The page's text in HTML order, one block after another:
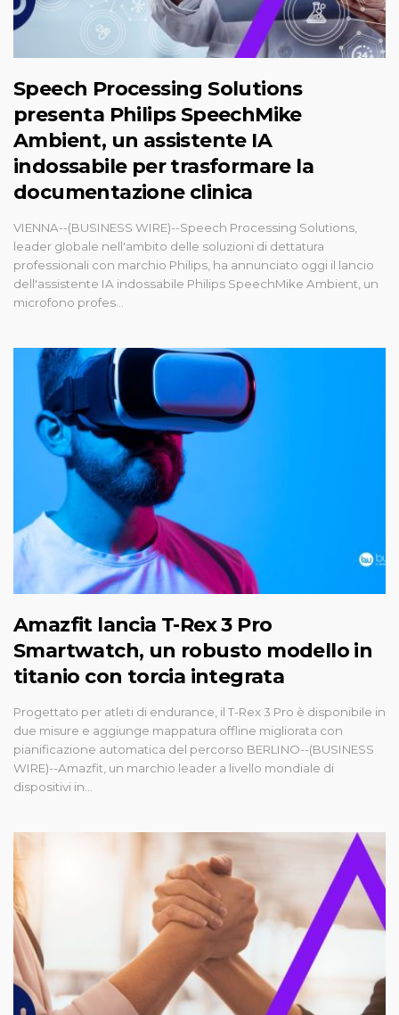
Speech Processing Solutions
presenta Philips SpeechMike
Ambient, un assistente IA
indossabile per trasformare la
documentazione clinica
VIENNA--(BUSINESS WIRE)--Speech Processing Solutions,
leader globale nell'ambito delle soluzioni di dettatura
professionali con marchio Philips, ha annunciato oggi il lancio
dell'assistente IA indossabile Philips SpeechMike Ambient, un
microfono profes...
Amazfit lancia T-Rex 3 Pro
Smartwatch, un robusto modello in
titanio con torcia integrata
Progettato per atleti di endurance, il T-Rex 3 Pro è disponibile in
due misure e aggiunge mappatura offline migliorata con
pianificazione automatica del percorso BERLINO--(BUSINESS
WIRE)--Amazfit, un marchio leader a livello mondiale di
dispositivi in...